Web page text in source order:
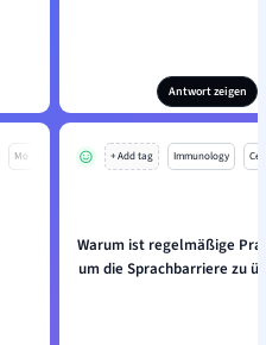
Antwort zeigen
Mo + Add tag Immunology
Warum ist regelmäßige
um die Sprachbarriere zu